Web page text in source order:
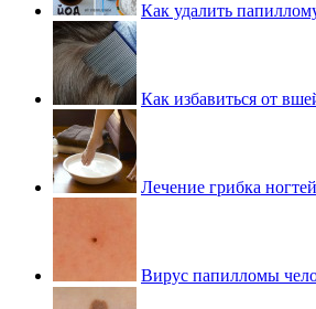
Как удалить
Как избавиться от
Лечение грибка
Вирус папилломы